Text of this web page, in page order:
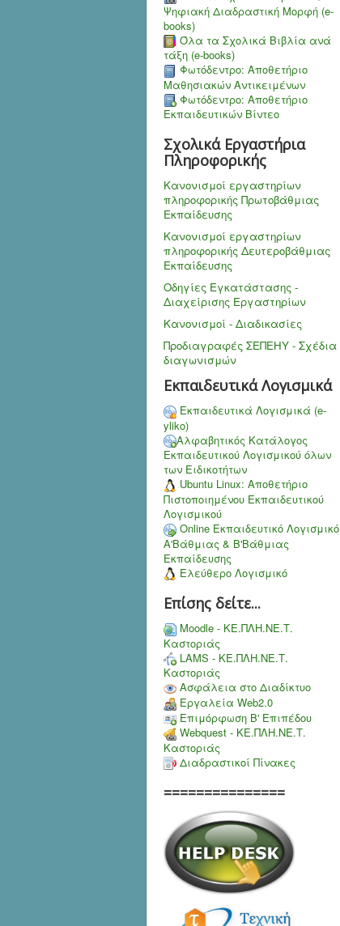
Ψηφιακή Διαδραστική Μορφή (e-
books)
Όλα τα Σχολικά Βιβλία ανά
τάξη (e-books)
Φωτόδεντρο: Αποθετήριο
Μαθησιακών Αντικειμένων
Φωτόδεντρο: Αποθετήριο
Εκπαιδευτικών Βίντεο
Σχολικά Εργαστήρια
Πληροφορικής
Κανονισμοί εργαστηρίων
πληροφορικής Πρωτοβάθμιας
Εκπαίδευσης
Κανονισμοί εργαστηρίων
πληροφορικής Δευτεροβάθμιας
Εκπαίδευσης
Οδηγίες Εγκατάστασης -
Διαχείρισης Εργαστηρίων
Κανονισμοί - Διαδικασίες
Προδιαγραφές ΣΕΠΕΗΥ - Σχέδια
διαγωνισμών
Εκπαιδευτικά Λογισμικά
Εκπαιδευτικά Λογισμικά (e-
yliko)
Αλφαβητικός Κατάλογος
Εκπαιδευτικού Λογισμικού όλων
των Ειδικοτήτων
Ubuntu Linux: Αποθετήριο
Πιστοποιημένου Εκπαιδευτικού
Λογισμικού
Online Εκπαιδευτικό Λογισμικό
Α'Βάθμιας & Β'Βάθμιας
Εκπαίδευσης
Ελεύθερο Λογισμικό
Επίσης δείτε...
Moodle - ΚΕ.ΠΛΗ.ΝΕ.Τ.
Καστοριάς
LAMS - ΚΕ.ΠΛΗ.ΝΕ.Τ.
Καστοριάς
Ασφάλεια στο Διαδίκτυο
Εργαλεία Web2.0
Επιμόρφωση Β' Επιπέδου
Webquest - ΚΕ.ΠΛΗ.ΝΕ.Τ.
Καστοριάς
Διαδραστικοί Πίνακες
===============